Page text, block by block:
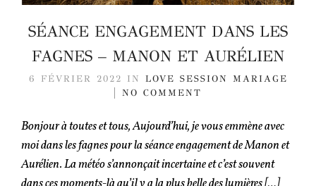
SÉANCE ENGAGEMENT DANS LES
FAGNES – MANON ET AURÉLIEN
6 FÉVRIER 2022 IN LOVE SESSION
MARIAGE
NO COMMENT
Bonjour à toutes et tous, Aujourd’hui, je vous emmène avec
moi dans les fagnes pour la séance engagement de Manon et
Aurélien. La météo s’annonçait incertaine et c’est souvent